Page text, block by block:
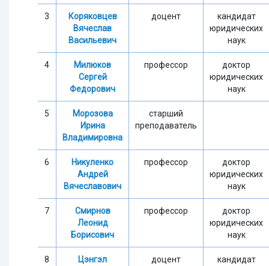
3
Коряковцев
Вячеслав
Васильевич
доцент
кандидат
юридических
наук
4
Милюков
Сергей
Федорович
профессор
доктор
юридических
наук
5
Морозова
Ирина
Владимировна
старший
преподаватель
6
Никуленко
Андрей
Вячеславович
профессор
доктор
юридических
наук
7
Смирнов
Леонид
Борисович
профессор
доктор
юридических
наук
8
Цэнгэл
доцент
кандидат